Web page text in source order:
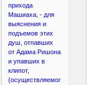
прихода
Машиаха, - для
выяснения и
подъемов этих
душ, отпавших
от Адама Ришона
и упавших в
клипот,
(осуществляемого)